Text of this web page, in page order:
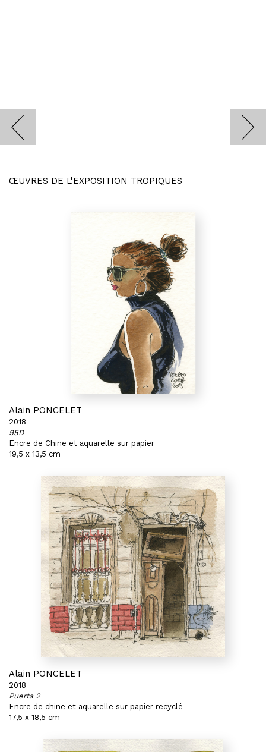
ŒUVRES DE L'EXPOSITION TROPIQUES
Alain PONCELET
2018
95D
Encre de Chine et aquarelle sur papier
19,5 x 13,5 cm
Alain PONCELET
2018
Puerta 2
Encre de chine et aquarelle sur papier recyclé
17,5 x 18,5 cm